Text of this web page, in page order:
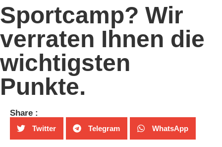
Sportcamp? Wir
verraten Ihnen die
wichtigsten
Punkte.
Share :
Twitter Telegram WhatsApp